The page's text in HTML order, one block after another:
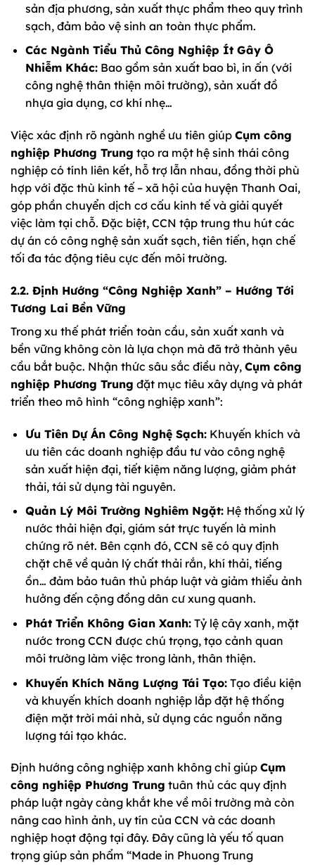
sản địa phương, sản xuất thực phẩm theo quy trình
sạch, đảm bảo vệ sinh an toàn thực phẩm.
Các Ngành Tiểu Thủ Công Nghiệp Ít Gây Ô
Nhiễm Khác:Bao gồm sản xuất bao bì, in ấn (với
công nghệ thân thiện môi trường), sản xuất đồ
nhựa gia dụng, cơ khí nhẹ…
Việc xác định rõ ngành nghề ưu tiên giúp Cụm công
nghiệp Phương Trung tạo ra một hệ sinh thái công
nghiệp có tính liên kết, hỗ trợ lẫn nhau, đồng thời phù
hợp với đặc thù kinh tế – xã hội của huyện Thanh Oai,
góp phần chuyển dịch cơ cấu kinh tế và giải quyết
việc làm tại chỗ. Đặc biệt, CCN tập trung thu hút các
dự án có công nghệ sản xuất sạch, tiên tiến, hạn chế
tối đa tác động tiêu cực đến môi trường.
2.2. Định Hướng “Công Nghiệp Xanh” – Hướng Tới
Tương Lai Bền Vững
Trong xu thế phát triển toàn cầu, sản xuất xanh và
bền vững không còn là lựa chọn mà đã trở thành yêu
cầu bắt buộc. Nhận thức sâu sắc điều này, Cụm công
nghiệp Phương Trung đặt mục tiêu xây dựng và phát
triển theo mô hình “công nghiệp xanh”:
Ưu Tiên Dự Án Công Nghệ Sạch:Khuyến khích và
ưu tiên các doanh nghiệp đầu tư vào công nghệ
sản xuất hiện đại, tiết kiệm năng lượng, giảm phát
thải, tái sử dụng tài nguyên.
Quản Lý Môi Trường Nghiêm Ngặt:Hệ thống xử lý
nước thải hiện đại, giám sát trực tuyến là minh
chứng rõ nét. Bên cạnh đó, CCN sẽ có quy định
chặt chẽ về quản lý chất thải rắn, khí thải, tiếng
ồn… đảm bảo tuân thủ pháp luật và giảm thiểu ảnh
hưởng đến cộng đồng dân cư xung quanh.
Phát Triển Không Gian Xanh:Tỷ lệ cây xanh, mặt
nước trong CCN được chú trọng, tạo cảnh quan
môi trường làm việc trong lành, thân thiện.
Khuyến Khích Năng Lượng Tái Tạo:Tạo điều kiện
và khuyến khích doanh nghiệp lắp đặt hệ thống
điện mặt trời mái nhà, sử dụng các nguồn năng
lượng tái tạo khác.
Định hướng công nghiệp xanh không chỉ giúp Cụm
công nghiệp Phương Trung tuân thủ các quy định
pháp luật ngày càng khắt khe về môi trường mà còn
nâng cao hình ảnh, uy tín của CCN và các doanh
nghiệp hoạt động tại đây. Đây cũng là yếu tố quan
trọng giúp sản phẩm “Made in Phuong Trung